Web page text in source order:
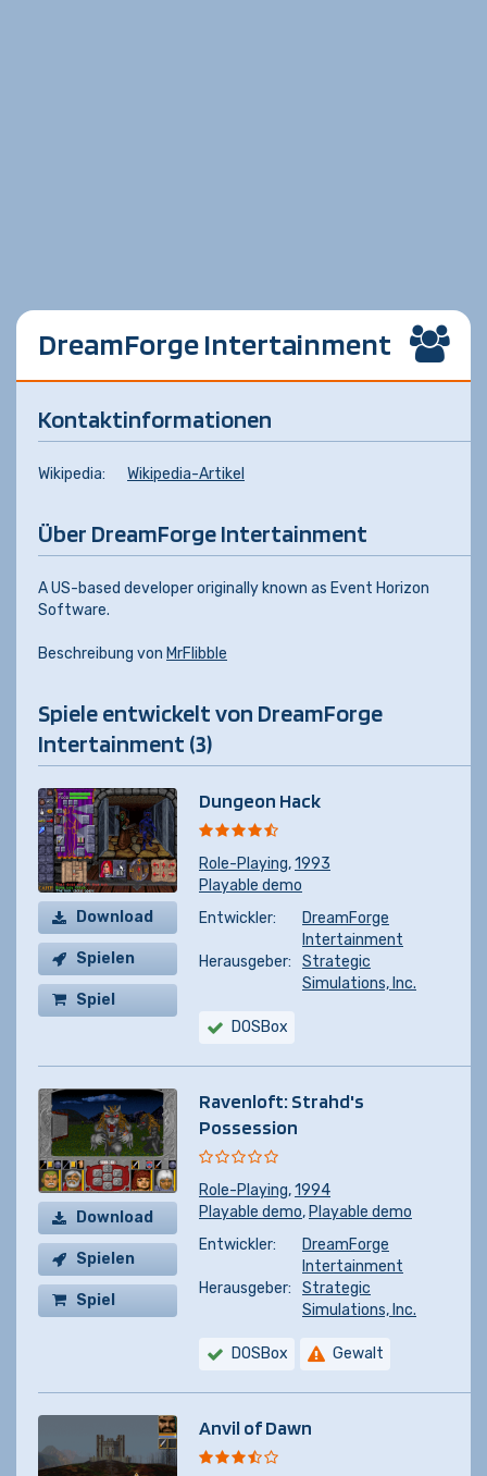
DreamForge Intertainment
Kontaktinformationen
Wikipedia: Wikipedia-Artikel
Über DreamForge Intertainment
A US-based developer originally known as Event Horizon
Software.
Beschreibung von MrFlibble
Spiele entwickelt von DreamForge
Intertainment (3)
Download
Spielen
Spiel
Dungeon Hack
Role-Playing,1993
Playable demo
Entwickler:
DreamForge
Intertainment
Herausgeber:
Strategic
Simulations, Inc.
DOSBox
Download
Spielen
Spiel
Ravenloft: Strahd's
Possession
Role-Playing,1994
Playable demo, Playable demo
Entwickler:
DreamForge
Intertainment
Herausgeber:
Strategic
Simulations, Inc.
DOSBox Gewalt
Anvil of Dawn